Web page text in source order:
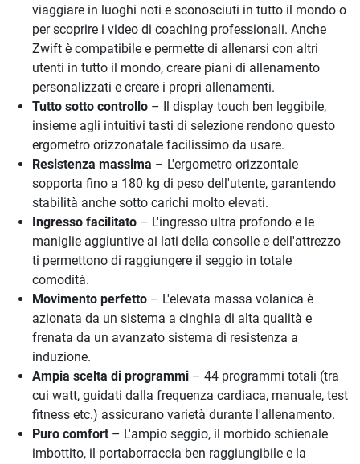
viaggiare in luoghi noti e sconosciuti in tutto il mondo o
per scoprire i video di coaching professionali. Anche
Zwift è compatibile e permette di allenarsi con altri
utenti in tutto il mondo, creare piani di allenamento
personalizzati e creare i propri allenamenti.
Tutto sotto controllo – Il display touch ben leggibile,
insieme agli intuitivi tasti di selezione rendono questo
ergometro orizzonatale facilissimo da usare.
Resistenza massima – L'ergometro orizzontale
sopporta fino a 180 kg di peso dell'utente, garantendo
stabilità anche sotto carichi molto elevati.
Ingresso facilitato – L'ingresso ultra profondo e le
maniglie aggiuntive ai lati della consolle e dell'attrezzo
ti permettono di raggiungere il seggio in totale
comodità.
Movimento perfetto – L'elevata massa volanica è
azionata da un sistema a cinghia di alta qualità e
frenata da un avanzato sistema di resistenza a
induzione.
Ampia scelta di programmi – 44 programmi totali (tra
cui watt, guidati dalla frequenza cardiaca, manuale, test
fitness etc.) assicurano varietà durante l'allenamento.
Puro comfort – L'ampio seggio, il morbido schienale
imbottito, il portaborraccia ben raggiungibile e la